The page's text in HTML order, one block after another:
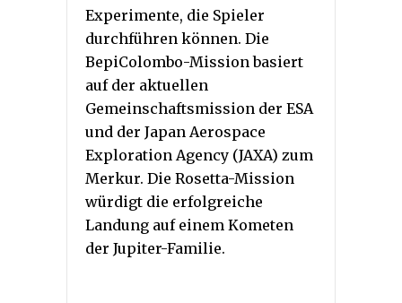
Experimente, die Spieler
durchführen können. Die
BepiColombo-Mission basiert
auf der aktuellen
Gemeinschaftsmission der ESA
und der Japan Aerospace
Exploration Agency (JAXA) zum
Merkur. Die Rosetta-Mission
würdigt die erfolgreiche
Landung auf einem Kometen
der Jupiter-Familie.